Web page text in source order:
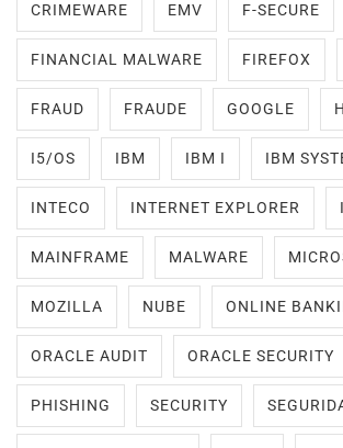
CRIMEWARE EMV F-SECURE
FINANCIAL MALWARE FIREFOX
FRAUD FRAUDE GOOGLE
I5/OS IBM IBM I IBM
INTECO INTERNET EXPLORER
MAINFRAME MALWARE
MOZILLA NUBE ONLINE
ORACLE AUDIT ORACLE SECURITY
PHISHING SECURITY